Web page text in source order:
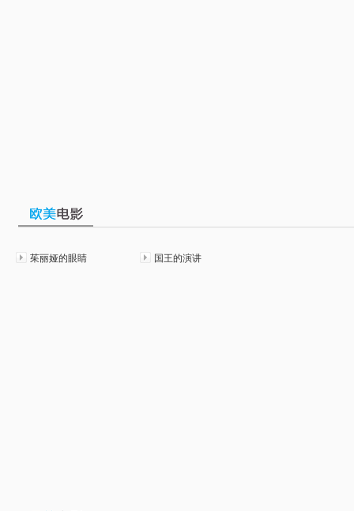
茱丽娅的眼睛 国王的演讲